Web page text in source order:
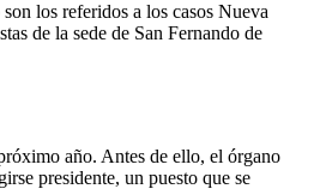
los referidos a los casos Nueva
de la sede de San Fernando de
año. Antes de ello, el órgano
presidente, un puesto que se